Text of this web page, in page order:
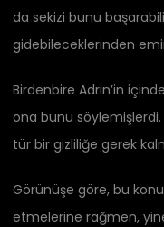
da sekizi bunu
gidebileceklerinden
Birdenbire Adrin’in
ona bunu
tür bir gizliliğe gerek
Görünüşe göre, bu
etmelerine rağmen,